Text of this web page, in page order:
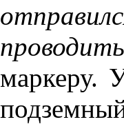
маркеру.